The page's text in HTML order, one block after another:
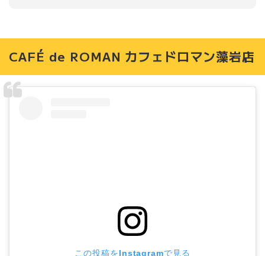
CAFÉ de ROMAN カフェドロマン藻岩店
この投稿をInstagramで見る